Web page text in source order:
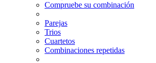
Compruebe su combinación
Parejas
Trios
Cuartetos
Combinaciones repetidas